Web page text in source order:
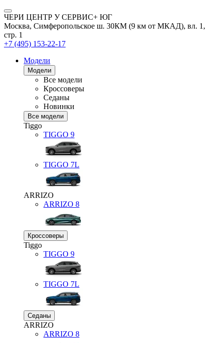
ЧЕРИ ЦЕНТР У СЕРВИС+ ЮГ
Москва, Симферопольское ш. 30КМ (9 км от МКАД), вл. 1,
стр. 1
+7 (495) 153-22-17
Модели
Модели
Все модели
Кроссоверы
Седаны
Новинки
Все модели
Tiggo
TIGGO 9
TIGGO 7L
ARRIZO
ARRIZO 8
Кроссоверы
Tiggo
TIGGO 9
TIGGO 7L
Седаны
ARRIZO
ARRIZO 8